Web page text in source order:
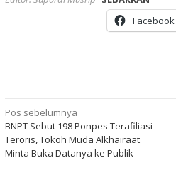
Facebook
Navigasi
pos
Pos sebelumnya
BNPT Sebut 198 Ponpes Terafiliasi
Teroris, Tokoh Muda Alkhairaat
Minta Buka Datanya ke Publik